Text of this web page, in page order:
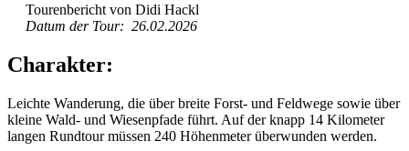
Tourenbericht von Didi Hackl
Datum der Tour: 26.02.2026
Charakter:
Leichte Wanderung, die über breite Forst- und Feldwege sowie über
kleine Wald- und Wiesenpfade führt. Auf der knapp 14 Kilometer
langen Rundtour müssen 240 Höhenmeter überwunden werden.